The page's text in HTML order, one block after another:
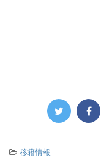
-移籍情報